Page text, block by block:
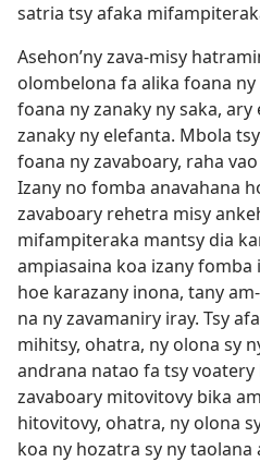
satria tsy afaka
Asehon’ny zava-misy
olombelona fa alika foana ny
foana ny zanaky ny saka,
zanaky ny elefanta. Mbola
foana ny zavaboary, raha vao
Izany no fomba anavahana
zavaboary rehetra misy
mifampiteraka mantsy dia
ampiasaina koa izany
hoe karazany inona, tany
na ny zavamaniry iray. Tsy
mihitsy, ohatra, ny olona sy
andrana natao fa tsy
zavaboary mitovitovy bika
hitovitovy, ohatra, ny olona
koa ny hozatra sy ny taolana